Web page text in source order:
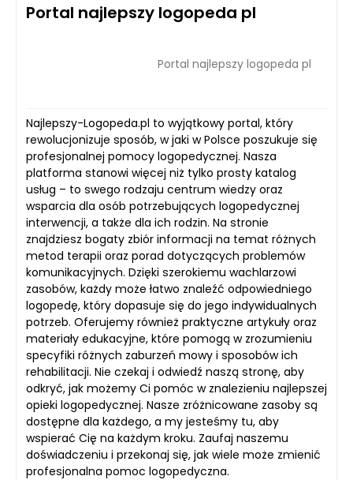
Portal najlepszy logopeda pl
Portal najlepszy logopeda pl
Najlepszy-Logopeda.pl to wyjątkowy portal, który
rewolucjonizuje sposób, w jaki w Polsce poszukuje się
profesjonalnej pomocy logopedycznej. Nasza
platforma stanowi więcej niż tylko prosty katalog
usług – to swego rodzaju centrum wiedzy oraz
wsparcia dla osób potrzebujących logopedycznej
interwencji, a także dla ich rodzin. Na stronie
znajdziesz bogaty zbiór informacji na temat różnych
metod terapii oraz porad dotyczących problemów
komunikacyjnych. Dzięki szerokiemu wachlarzowi
zasobów, każdy może łatwo znaleźć odpowiedniego
logopedę, który dopasuje się do jego indywidualnych
potrzeb. Oferujemy również praktyczne artykuły oraz
materiały edukacyjne, które pomogą w zrozumieniu
specyfiki różnych zaburzeń mowy i sposobów ich
rehabilitacji. Nie czekaj i odwiedź naszą stronę, aby
odkryć, jak możemy Ci pomóc w znalezieniu najlepszej
opieki logopedycznej. Nasze zróżnicowane zasoby są
dostępne dla każdego, a my jesteśmy tu, aby
wspierać Cię na każdym kroku. Zaufaj naszemu
doświadczeniu i przekonaj się, jak wiele może zmienić
profesjonalna pomoc logopedyczna.